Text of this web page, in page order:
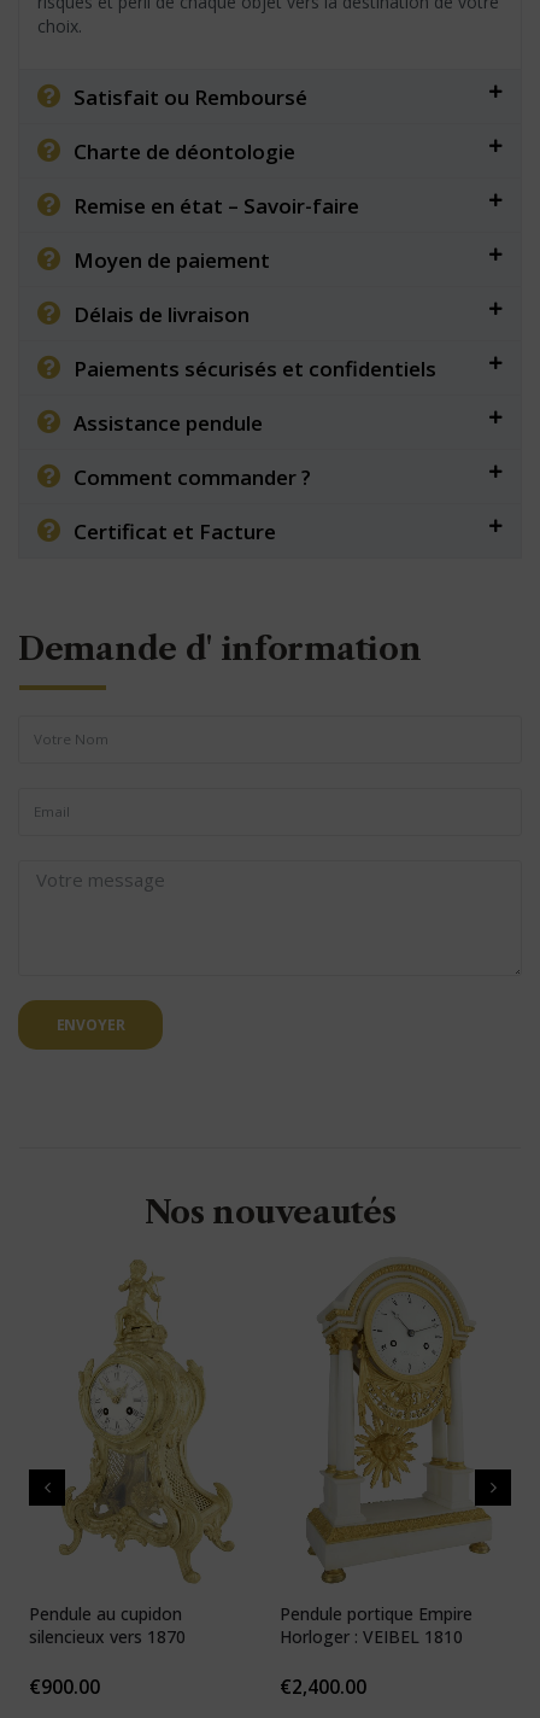
choix.
Satisfait ou Remboursé
Charte de déontologie
Remise en état – Savoir-faire
Moyen de paiement
Délais de livraison
Paiements sécurisés et confidentiels
Assistance pendule
Comment commander ?
Certificat et Facture
Demande d' information
ENVOYER
Nos nouveautés
Pendule au cupidon
silencieux vers 1870
€900.00
Pendule portique Empire
Horloger : VEIBEL 1810
€2,400.00